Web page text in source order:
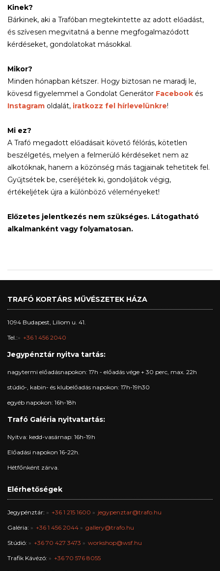
Kinek?
Bárkinek, aki a Trafóban megtekintette az adott előadást,
és szívesen megvitatná a benne megfogalmazódott
kérdéseket, gondolatokat másokkal.
Mikor?
Minden hónapban kétszer. Hogy biztosan ne maradj le,
kövesd figyelemmel a Gondolat Generátor Facebook és
Instagram oldalát, iratkozz fel hírlevelünkre!
Mi ez?
A Trafó megadott előadásait követő félórás, kötetlen
beszélgetés, melyen a felmerülő kérdéseket nem az
alkotóknak, hanem a közönség más tagjainak tehetitek fel.
Gyűjtsétek be, cseréljétek ki, gondoljátok végig,
értékeljétek újra a különböző véleményeket!
Előzetes jelentkezés nem szükséges. Látogatható
alkalmanként vagy folyamatosan.
TRAFÓ KORTÁRS MŰVÉSZETEK HÁZA
1094 Budapest, Liliom u. 41.
Tel.: +36 1 456 2040
Jegypénztár nyitva tartás:
nagytermi előadásnapokon: 17h - előadás vége + 30 perc, max. 22h
stúdió-, kabin- és klubelőadás napokon: 17h-19h30
egyéb napokon: 16h-18h
Trafó Galéria nyitvatartás:
Nyitva: kedd-vasárnap: 16h-19h
Előadási napokon 16-22h.
Hétfőnként zárva.
Elérhetőségek
Jegypénztár: +36 1 215 1600 jegypenztar@trafo.hu
Galéria: +36 1 456 2044 gallery@trafo.hu
Stúdió: +36 70 427 3473 workshop@wsf.hu
Trafik Kávézó: +36 70 576 8055